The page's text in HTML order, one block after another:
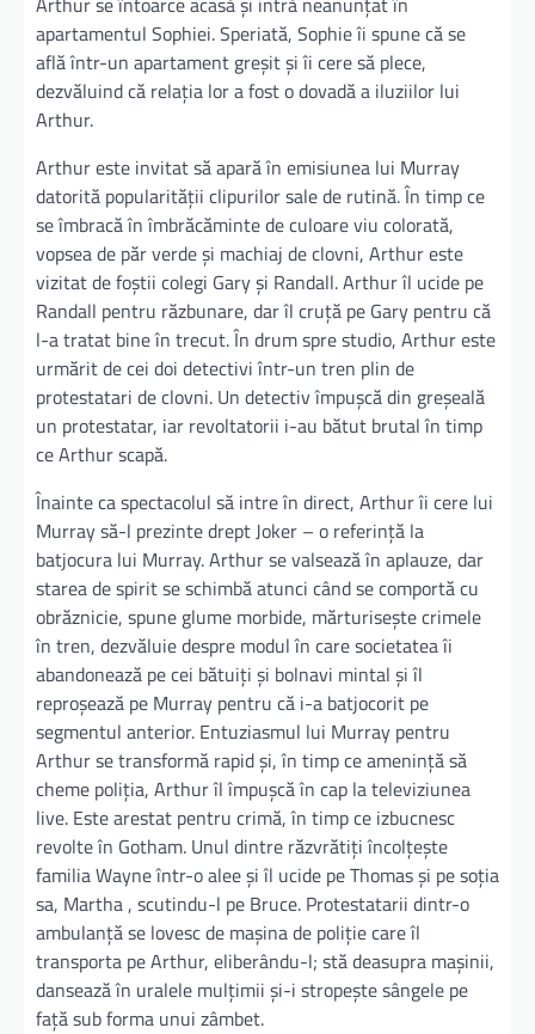
apartamentul Sophiei. Speriată, Sophie îi spune că se
află într-un apartament greșit și îi cere să plece,
dezvăluind că relația lor a fost o dovadă a iluziilor lui
Arthur.
Arthur este invitat să apară în emisiunea lui Murray
datorită popularității clipurilor sale de rutină. În timp ce
se îmbracă în îmbrăcăminte de culoare viu colorată,
vopsea de păr verde și machiaj de clovni, Arthur este
vizitat de foștii colegi Gary și Randall. Arthur îl ucide pe
Randall pentru răzbunare, dar îl cruță pe Gary pentru că
l-a tratat bine în trecut. În drum spre studio, Arthur este
urmărit de cei doi detectivi într-un tren plin de
protestatari de clovni. Un detectiv împușcă din greșeală
un protestatar, iar revoltatorii i-au bătut brutal în timp
ce Arthur scapă.
Înainte ca spectacolul să intre în direct, Arthur îi cere lui
Murray să-l prezinte drept Joker – o referință la
batjocura lui Murray. Arthur se valsează în aplauze, dar
starea de spirit se schimbă atunci când se comportă cu
obrăznicie, spune glume morbide, mărturisește crimele
în tren, dezvăluie despre modul în care societatea îi
abandonează pe cei bătuiți și bolnavi mintal și îl
reproșează pe Murray pentru că i-a batjocorit pe
segmentul anterior. Entuziasmul lui Murray pentru
Arthur se transformă rapid și, în timp ce amenință să
cheme poliția, Arthur îl împușcă în cap la televiziunea
live. Este arestat pentru crimă, în timp ce izbucnesc
revolte în Gotham. Unul dintre răzvrătiți încolțește
familia Wayne într-o alee și îl ucide pe Thomas și pe soția
sa, Martha , scutindu-l pe Bruce. Protestatarii dintr-o
ambulanță se lovesc de mașina de poliție care îl
transporta pe Arthur, eliberându-l; stă deasupra mașinii,
dansează în uralele mulțimii și-i stropește sângele pe
față sub forma unui zâmbet.